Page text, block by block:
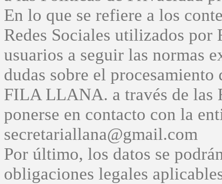
En lo que se refiere a los
Redes Sociales utilizados
usuarios a seguir las normas
dudas sobre el
FILA LLANA. a través de las
ponerse en contacto con la
secretariallana@gmail.com
Por último, los datos se
obligaciones legales